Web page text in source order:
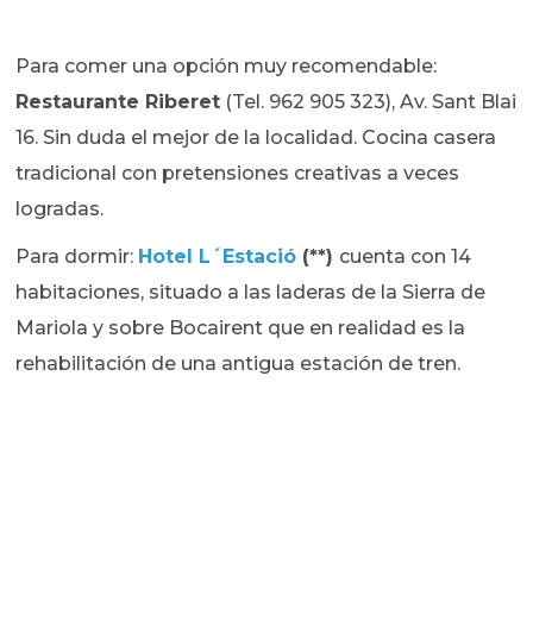
Para comer una opción muy recomendable:
Restaurante Riberet (Tel. 962 905 323), Av. Sant Blai
16. Sin duda el mejor de la localidad. Cocina casera
tradicional con pretensiones creativas a veces
logradas.
Para dormir: Hotel L´Estació (**) cuenta con 14
habitaciones, situado a las laderas de la Sierra de
Mariola y sobre Bocairent que en realidad es la
rehabilitación de una antigua estación de tren.